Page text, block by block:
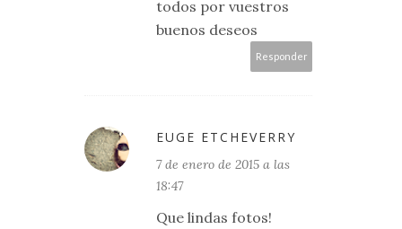
todos por vuestros
buenos deseos
Responder
EUGE ETCHEVERRY
7 de enero de 2015 a las
18:47
Que lindas fotos!